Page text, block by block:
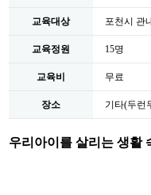
교육대상 포천시 관
교육정원 15명
교육비 무료
장소 기타(두런
우리아이를 살리는 생활